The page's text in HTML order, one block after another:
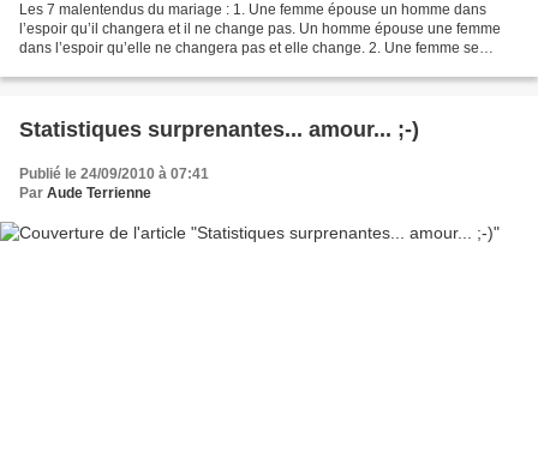
Les 7 malentendus du mariage : 1. Une femme épouse un homme dans
l’espoir qu’il changera et il ne change pas. Un homme épouse une femme
dans l’espoir qu’elle ne changera pas et elle change. 2. Une femme se
Statistiques surprenantes... amour... ;-)
Publié le 24/09/2010 à 07:41
Par Aude Terrienne